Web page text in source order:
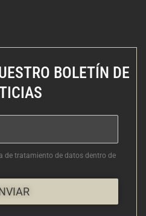
BOLETÍN DE
de tratamiento de datos dentro de